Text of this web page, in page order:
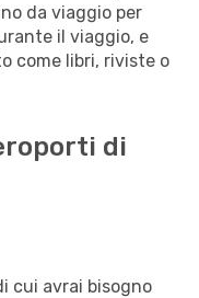
da viaggio per
il viaggio, e
come libri, riviste o
di
cui avrai bisogno